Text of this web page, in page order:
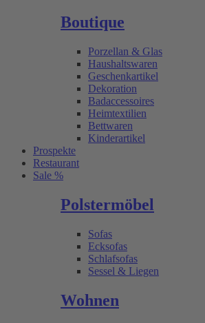
Boutique
Porzellan & Glas
Haushaltswaren
Geschenkartikel
Dekoration
Badaccessoires
Heimtextilien
Bettwaren
Kinderartikel
Prospekte
Restaurant
Sale %
Polstermöbel
Sofas
Ecksofas
Schlafsofas
Sessel & Liegen
Wohnen